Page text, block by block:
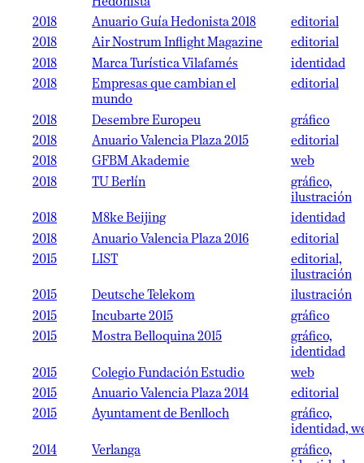
2018 Anuario Guía Hedonista 2018
editorial
2018
Air Nostrum Inflight Magazine
editorial
2018
Marca Turística Vilafamés
identidad
2018
Empresas que cambian el
mundo
editorial
2018 Desembre Europeu
gráfico
2018
Anuario Valencia Plaza 2015
editorial
2018
GFBM Akademie
web
2018
TU Berlín
gráfico,
ilustración
2018
M8ke Beijing
identidad
2018
Anuario Valencia Plaza 2016
editorial
2015
LIST
editorial,
ilustración
2015
Deutsche Telekom
ilustración
2015
Incubarte 2015
gráfico
2015
Mostra Belloquina 2015
gráfico,
identidad
2015
Colegio Fundación Estudio
web
2015
Anuario Valencia Plaza 2014
editorial
2015
Ayuntament de Benlloch
gráfico,
identidad,
2014
Verlanga
gráfico,